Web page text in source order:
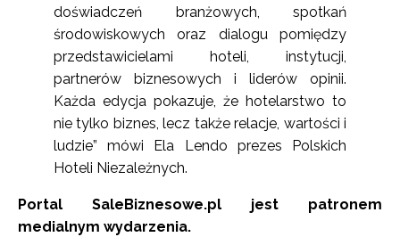
doświadczeń branżowych, spotkań
środowiskowych oraz dialogu pomiędzy
przedstawicielami hoteli, instytucji,
partnerów biznesowych i liderów opinii.
Każda edycja pokazuje, że hotelarstwo to
nie tylko biznes, lecz także relacje, wartości i
ludzie” mówi Ela Lendo prezes Polskich
Hoteli Niezależnych.
Portal SaleBiznesowe.pl jest patronem
medialnym wydarzenia.